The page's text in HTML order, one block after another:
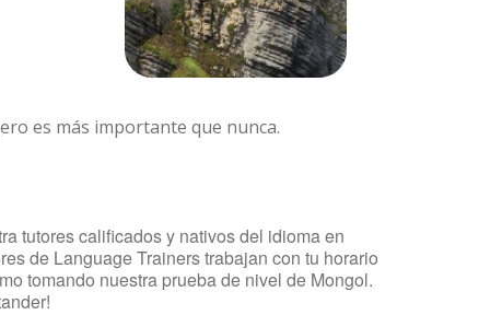
es más importante que nunca.
tutores calificados y nativos del idioma en
de Language Trainers trabajan con tu horario
tomando nuestra prueba de nivel de Mongol.